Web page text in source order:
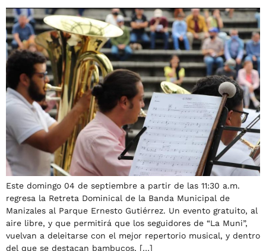
Este domingo 04 de septiembre a partir de las 11:30 a.m.
regresa la Retreta Dominical de la Banda Municipal de
Manizales al Parque Ernesto Gutiérrez. Un evento gratuito, al
aire libre, y que permitirá que los seguidores de “La Muni”,
vuelvan a deleitarse con el mejor repertorio musical, y dentro
del que se destacan bambucos, […]